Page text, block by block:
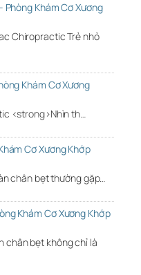
Khám Cơ Xương
Chiropractic Trẻ nhỏ
Khám Cơ Xương
<strong>Nhìn th…
Cơ Xương Khớp
chân bẹt thường gặp…
Khám Cơ Xương Khớp
chân bẹt không chỉ là